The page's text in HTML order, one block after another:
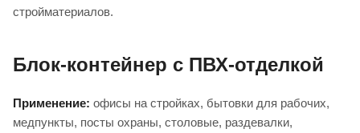
стройматериалов.
Блок-контейнер с ПВХ-отделкой
Применение: офисы на стройках, бытовки для рабочих,
медпункты, посты охраны, столовые, раздевалки,